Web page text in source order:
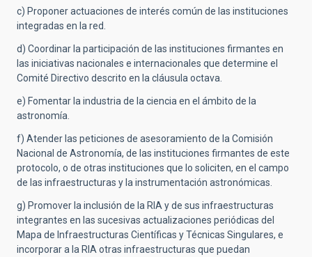
c) Proponer actuaciones de interés común de las instituciones
integradas en la red.
d) Coordinar la participación de las instituciones firmantes en
las iniciativas nacionales e internacionales que determine el
Comité Directivo descrito en la cláusula octava.
e) Fomentar la industria de la ciencia en el ámbito de la
astronomía.
f) Atender las peticiones de asesoramiento de la Comisión
Nacional de Astronomía, de las instituciones firmantes de este
protocolo, o de otras instituciones que lo soliciten, en el campo
de las infraestructuras y la instrumentación astronómicas.
g) Promover la inclusión de la RIA y de sus infraestructuras
integrantes en las sucesivas actualizaciones periódicas del
Mapa de Infraestructuras Científicas y Técnicas Singulares, e
incorporar a la RIA otras infraestructuras que puedan